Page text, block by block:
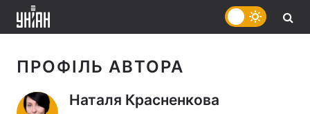
ПРОФІЛЬ АВТОРА
Наталя Красненкова